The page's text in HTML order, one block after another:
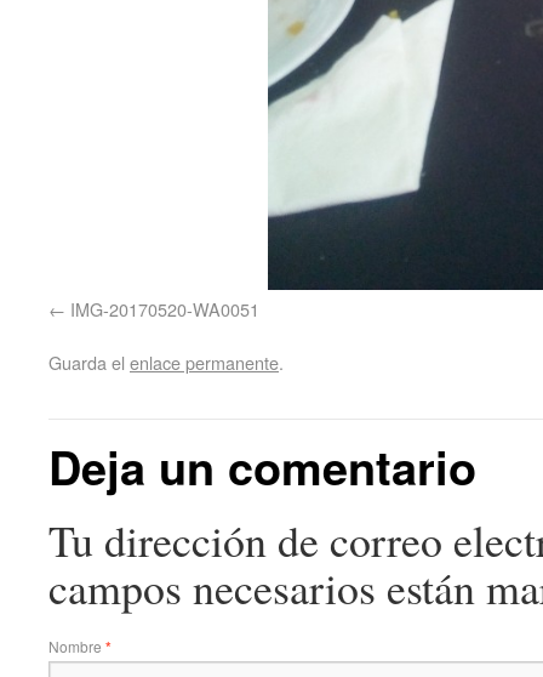
IMG-20170520-WA0051
Guarda el enlace permanente.
Deja un comentario
Tu dirección de correo
campos necesarios están
Nombre *